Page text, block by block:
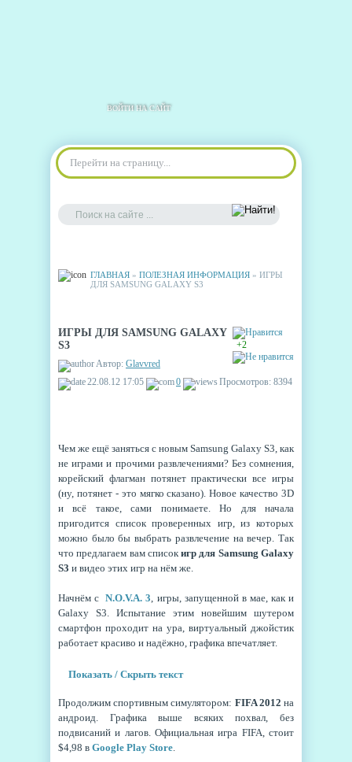
ВОЙТИ НА САЙТ
Перейти на страницу...
ГЛАВНАЯ » ПОЛЕЗНАЯ ИНФОРМАЦИЯ » ИГРЫ
ДЛЯ SAMSUNG GALAXY S3
+2
ИГРЫ ДЛЯ SAMSUNG GALAXY
S3
Автор: Glavvred
22.08.12 17:05
0 Просмотров: 8394
Чем же ещё заняться с новым Samsung Galaxy S3, как
не играми и прочими развлечениями? Без сомнения,
корейский флагман потянет практически все игры
(ну, потянет - это мягко сказано). Новое качество 3D
и всё такое, сами понимаете. Но для начала
пригодится список проверенных игр, из которых
можно было бы выбрать развлечение на вечер. Так
что предлагаем вам списокигр для Samsung Galaxy
S3 и видео этих игр на нём же.
Начнём сN.O.V.A. 3, игры, запущенной в мае, как и
Galaxy S3. Испытание этим новейшим шутером
смартфон проходит на ура, виртуальный джойстик
работает красиво и надёжно, графика впечатляет.
Показать / Скрыть текст
Продолжим спортивным симулятором: FIFA 2012 на
андроид. Графика выше всяких похвал, без
подвисаний и лагов. Официальная игра FIFA, стоит
$4,98 в Google Play Store.